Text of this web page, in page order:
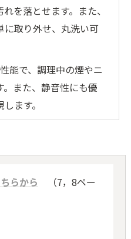
を落とせます。また、
に取り外せ、丸洗い可
能で、調理中の煙やニ
また、静音性にも優
ます。
らから （7，8ペー